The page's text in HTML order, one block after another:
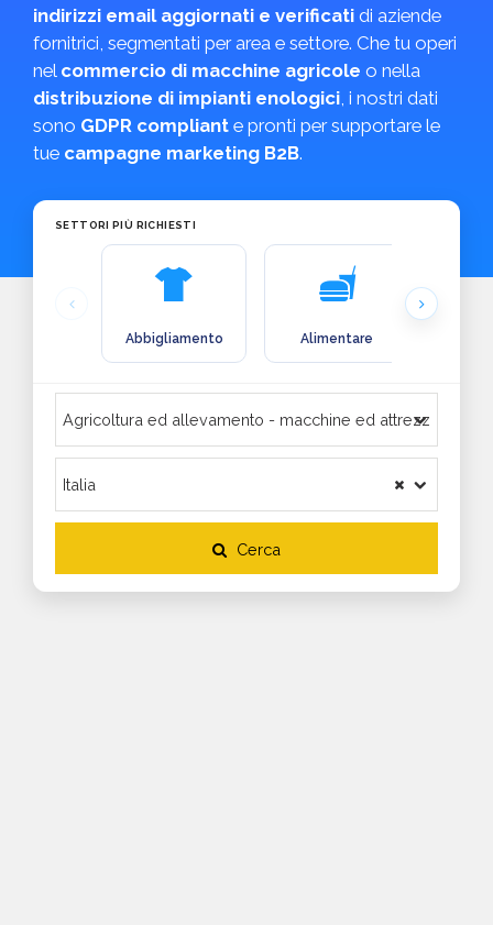
indirizzi email aggiornati e verificati di aziende
fornitrici, segmentati per area e settore. Che tu operi
nel commercio di macchine agricole o nella
distribuzione di impianti enologici, i nostri dati
sono GDPR compliant e pronti per supportare le
tue campagne marketing B2B.
SETTORI PIÙ RICHIESTI
Abbigliamento Alimentare
Cerca